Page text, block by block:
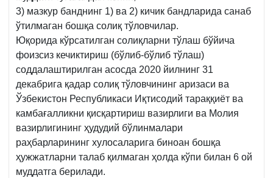
3) мазкур банднинг 1) ва 2) кичик бандларида санаб
ўтилмаган бошқа солиқ тўловчилар.
Юқорида кўрсатилган солиқларни тўлаш бўйича
фоизсиз кечиктириш (бўлиб-бўлиб тўлаш)
соддалаштирилган асосда 2020 йилнинг 31
декабрига қадар солиқ тўловчининг аризаси ва
Ўзбекистон Республикаси Иқтисодий тараққиёт ва
камбағалликни қисқартириш вазирлиги ва Молия
вазирлигининг ҳудудий бўлинмалари
раҳбарларининг хулосаларига биноан бошқа
ҳужжатларни талаб қилмаган ҳолда кўпи билан 6 ой
муддатга берилади.